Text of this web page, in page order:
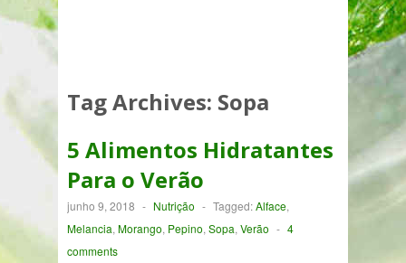
Tag Archives: Sopa
5 Alimentos Hidratantes
Para o Verão
junho 9, 2018 - Nutrição - Tagged:Alface,
Melancia, Morango, Pepino, Sopa, Verão - 4
comments